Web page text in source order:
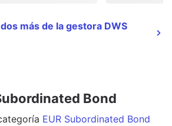
más de la gestora DWS
Bond
EUR Subordinated Bond